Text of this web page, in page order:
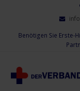
Benötigen Sie Erste-